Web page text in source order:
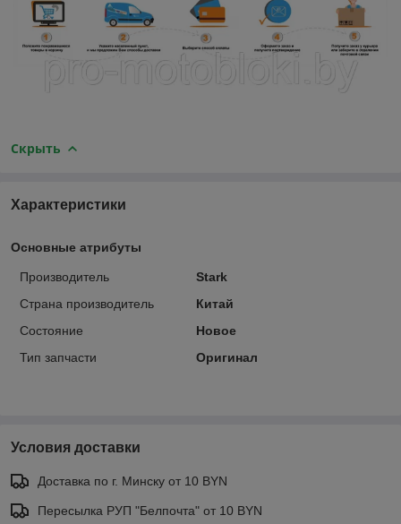
Скрыть
Характеристики
Основные атрибуты
Производитель
Stark
Страна производитель
Китай
Состояние
Новое
Тип запчасти
Оригинал
Условия доставки
Доставка по г. Минску от 10 BYN
Пересылка РУП "Белпочта" от 10 BYN